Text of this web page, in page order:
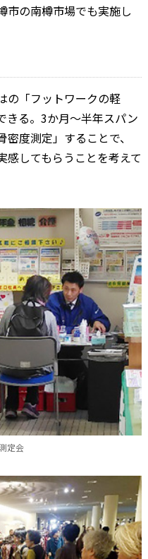
市の南樽市場でも実施し
の「フットワークの軽
きる。3か月～半年スパン
度測定」することで、
感してもらうことを考えて
定会